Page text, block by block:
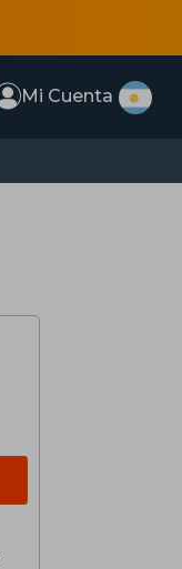
Mi Cuenta